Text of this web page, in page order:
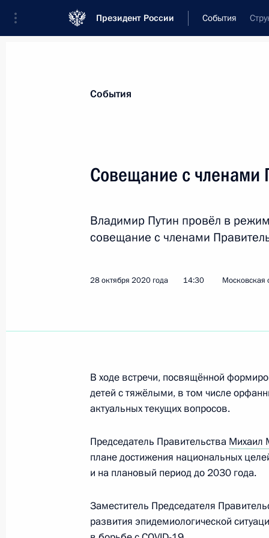
Президент России События
Новости
Телефонные разговоры с
Алиевым
отрасли
Встреча с финалистами конкурса
30 октября 2020 года, пятница
Совещание с постоянными
30 октября 2020 года, 14:40 Московская
События
Совещание с членами
Владимир Путин провёл в
совещание с членами
28 октября 2020 года 14:30 Московская
В ходе встречи, посвящённой
детей с тяжёлыми, в том числе
актуальных текущих вопросов.
Председатель Правительства Михаил
плане достижения национальных
и на плановый период до 2030 года.
Заместитель Председателя
развития эпидемиологической